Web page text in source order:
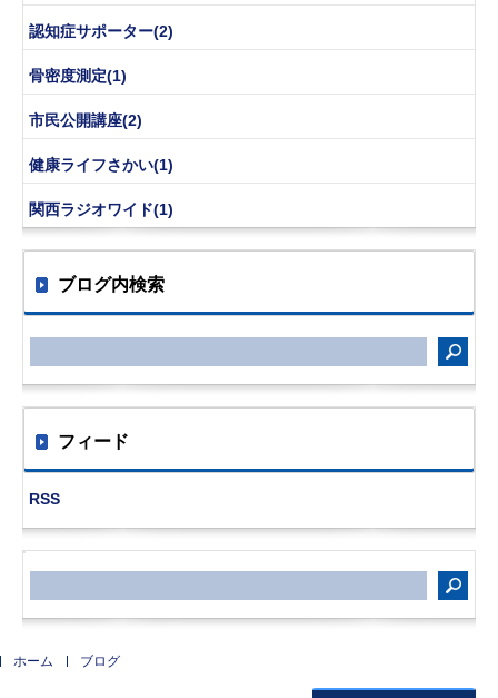
認知症サポーター(2)
骨密度測定(1)
市民公開講座(2)
健康ライフさかい(1)
関西ラジオワイド(1)
ブログ内検索
フィード
RSS
イ
検
ホーム ブログ